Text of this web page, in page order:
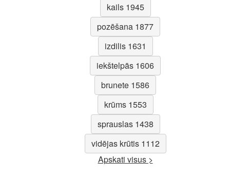
kails 1945
pozēšana 1877
izdilis 1631
iekštelpās 1606
brunete 1586
krūms 1553
sprauslas 1438
vidējas krūtis 1112
Apskati visus >